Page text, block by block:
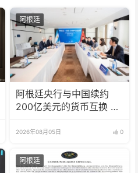
阿根廷
阿根廷央行与中国续约
200亿美元的货币互换 有
2026年08月05日 0
阿根廷